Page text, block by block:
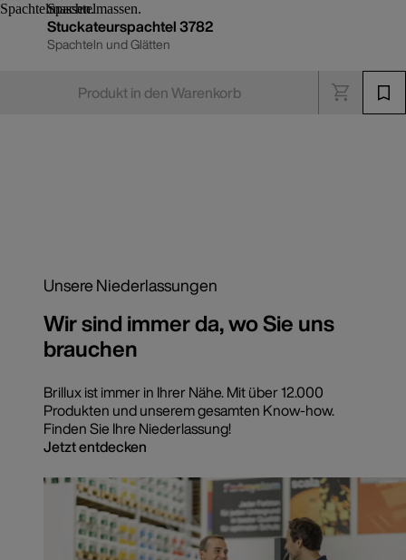
Stuckateurspachtel 3782
Spachteln und Glätten
Produkt in den Warenkorb
Unsere Niederlassungen
Wir sind immer da, wo Sie uns
brauchen
Brillux ist immer in Ihrer Nähe. Mit über 12.000
Produkten und unserem gesamten Know-how.
Finden Sie Ihre Niederlassung!
Jetzt entdecken